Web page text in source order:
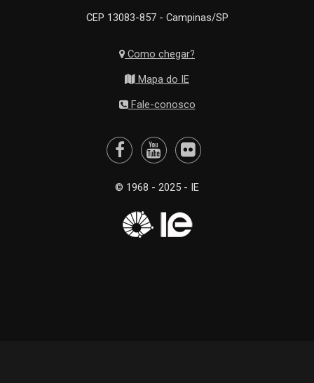
CEP 13083-857 - Campinas/SP
Como chegar?
Mapa do IE
Fale-conosco
© 1968 - 2025 - IE